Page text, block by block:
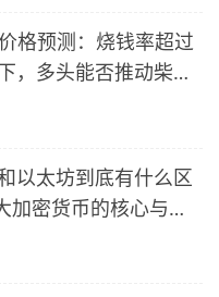
格预测：烧钱率超过
，多头能否推动柴犬
以太坊到底有什么区
加密货币的核心与陷